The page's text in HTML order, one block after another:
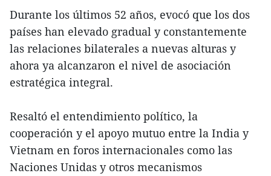
Durante los últimos 52 años, evocó que los dos
países han elevado gradual y constantemente
las relaciones bilaterales a nuevas alturas y
ahora ya alcanzaron el nivel de asociación
estratégica integral.
Resaltó el entendimiento político, la
cooperación y el apoyo mutuo entre la India y
Vietnam en foros internacionales como las
Naciones Unidas y otros mecanismos